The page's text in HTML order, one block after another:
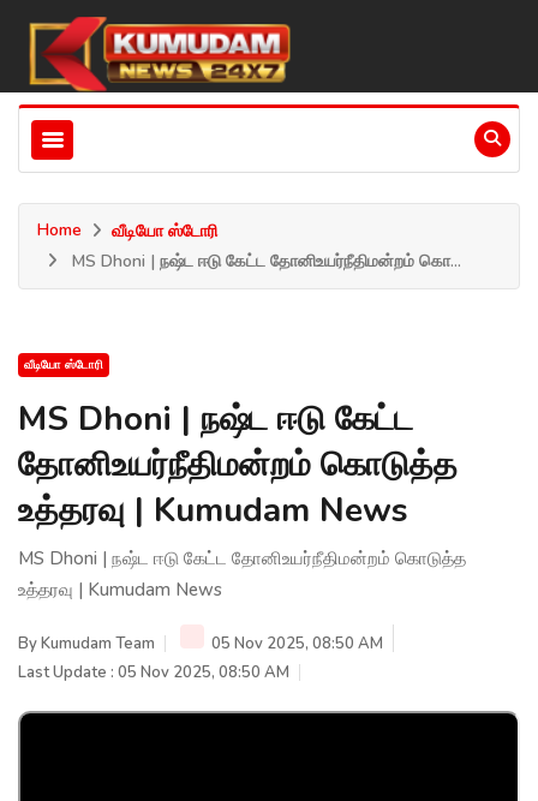
Home
வீடியோ ஸ்டோரி
MS Dhoni | நஷ்ட ஈடு கேட்ட தோனிஉயர்நீதிமன்றம் கொ...
வீடியோ ஸ்டோரி
MS Dhoni | நஷ்ட ஈடு கேட்ட
தோனிஉயர்நீதிமன்றம் கொடுத்த
உத்தரவு | Kumudam News
MS Dhoni | நஷ்ட ஈடு கேட்ட தோனிஉயர்நீதிமன்றம் கொடுத்த
உத்தரவு | Kumudam News
ByKumudam Team
05 Nov 2025, 08:50 AM
Last Update : 05 Nov 2025, 08:50 AM